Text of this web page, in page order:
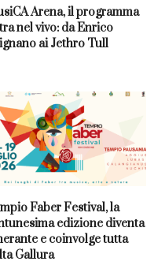
Arena, il programma
nel vivo: da Enrico
ai Jethro Tull
Faber Festival, la
edizione diventa
e coinvolge tutta
Gallura